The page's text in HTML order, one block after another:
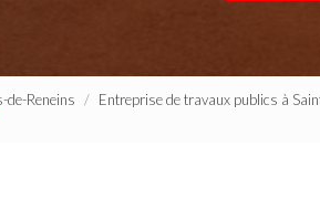
de-Reneins
Entreprise de travaux publics à